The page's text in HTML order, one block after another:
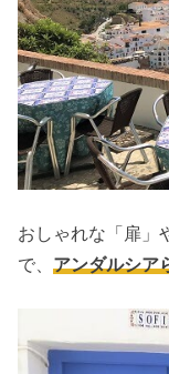
おしゃれな「扉」
で、アンダルシア